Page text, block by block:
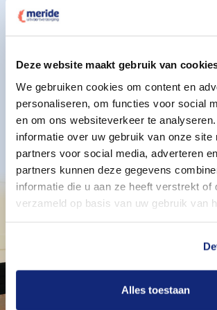
Deze website maakt gebruik van
We gebruiken cookies om content en
personaliseren, om functies voor social
en om ons websiteverkeer te
informatie over uw gebruik van onze site
partners voor social media, adverteren
partners kunnen deze gegevens
informatie die u aan ze heeft verstrekt of
verzameld op basis van uw gebruik van
Alles toestaan
Ja, ik wil een offerte
Oriënteren en voorbereiden?
Plan een kennismaking